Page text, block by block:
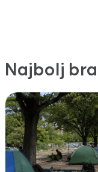
Najbolj